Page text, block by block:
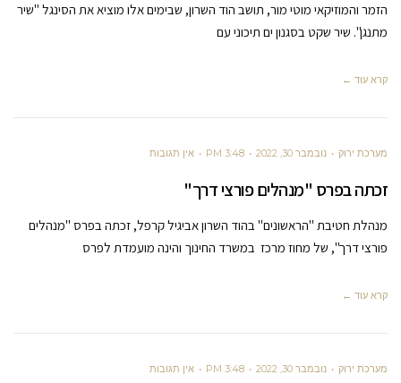
הזמר והמוזיקאי מוטי מור, תושב הוד השרון, שבימים אלו מוציא את הסינגל "שיר
מתנגן". שיר שקט בסגנון ים תיכוני עם
קרא עוד ←
מערכת ירוק נובמבר 30, 2022 3:48 PM אין תגובות
זכתה בפרס "מנהלים פורצי דרך"
מנהלת חטיבת "הראשונים" בהוד השרון אביגיל קרפל, זכתה בפרס "מנהלים
פורצי דרך", של מחוז מרכז במשרד החינוך והינה מועמדת לפרס
קרא עוד ←
מערכת ירוק נובמבר 30, 2022 3:48 PM אין תגובות